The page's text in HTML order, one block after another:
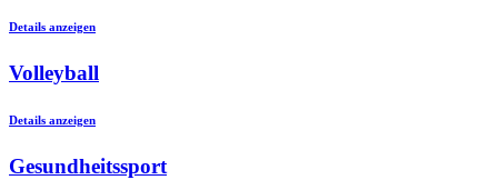
Details anzeigen
Volleyball
Details anzeigen
Gesundheitssport